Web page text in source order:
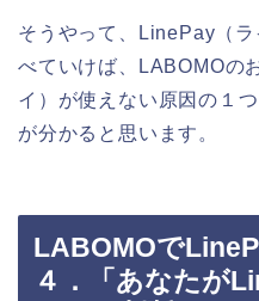
そうやって、LinePay（
べていけば、LABOMOの
イ）が使えない原因の１
が分かると思います。
LABOMOで
４．「あなたが